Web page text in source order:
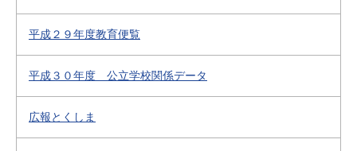
平成２９年度教育便覧
平成３０年度 公立学校関係データ
広報とくしま